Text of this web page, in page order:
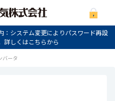
：システム変更によりパスワード再設
詳しくはこちらから
バータ